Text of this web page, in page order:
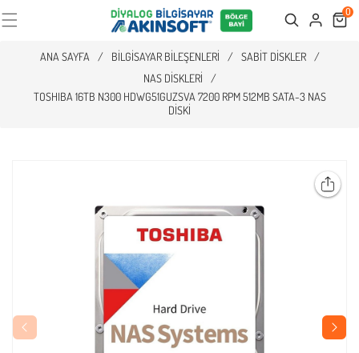
Search Cart
0
ANA SAYFA / BILGISAYAR BILEŞENLERI / SABIT DISKLER
/
NAS DISKLERI
/
TOSHIBA 16TB N300 HDWG51GUZSVA 7200 RPM 512MB SATA-3 NAS
DISKI